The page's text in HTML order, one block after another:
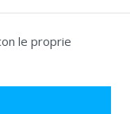
le proprie